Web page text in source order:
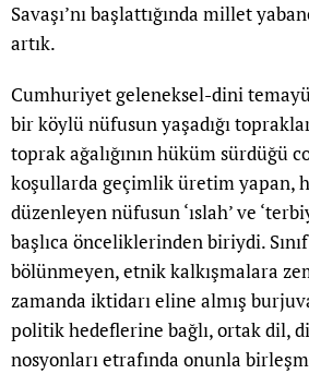
Savaşı’nı başlattığında millet
artık.
Cumhuriyet geleneksel-dini
bir köylü nüfusun yaşadığı
toprak ağalığının hüküm sürdüğü
koşullarda geçimlik üretim yapan,
düzenleyen nüfusun ‘ıslah’ ve
başlıca önceliklerinden biriydi.
bölünmeyen, etnik kalkışmalara
zamanda iktidarı eline almış
politik hedeflerine bağlı, ortak dil,
nosyonları etrafında onunla